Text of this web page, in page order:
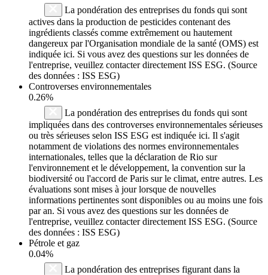
La pondération des entreprises du fonds qui sont
actives dans la production de pesticides contenant des
ingrédients classés comme extrêmement ou hautement
dangereux par l'Organisation mondiale de la santé (OMS) est
indiquée ici. Si vous avez des questions sur les données de
l'entreprise, veuillez contacter directement ISS ESG. (Source
des données : ISS ESG)
Controverses environnementales
0.26%
La pondération des entreprises du fonds qui sont
impliquées dans des controverses environnementales sérieuses
ou très sérieuses selon ISS ESG est indiquée ici. Il s'agit
notamment de violations des normes environnementales
internationales, telles que la déclaration de Rio sur
l'environnement et le développement, la convention sur la
biodiversité ou l'accord de Paris sur le climat, entre autres. Les
évaluations sont mises à jour lorsque de nouvelles
informations pertinentes sont disponibles ou au moins une fois
par an. Si vous avez des questions sur les données de
l'entreprise, veuillez contacter directement ISS ESG. (Source
des données : ISS ESG)
Pétrole et gaz
0.04%
La pondération des entreprises figurant dans la